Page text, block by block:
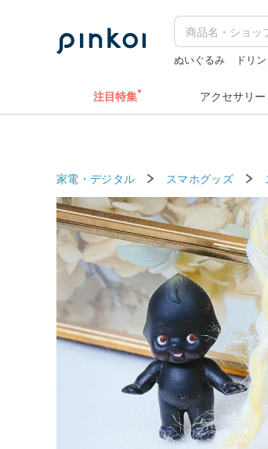
ぬいぐるみ ドリ
注目特集 アクセサリー
家電・デジタル スマホグッズ